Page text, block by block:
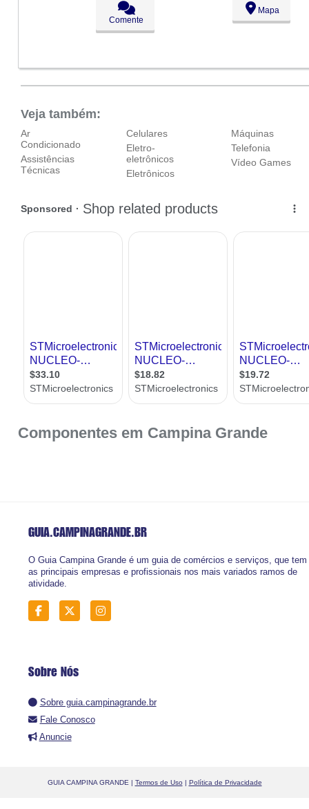
09:00 - 18:00
Fechado
Fechado
Comente
Mapa
Veja também:
Ar
Condicionado
Assistências
Técnicas
Celulares
Eletro-
eletrônicos
Eletrônicos
Máquinas
Telefonia
Vídeo Games
Componentes em Campina Grande
GUIA.CAMPINAGRANDE.BR
O Guia Campina Grande é um guia de comércios e serviços, que tem
as principais empresas e profissionais nos mais variados ramos de
atividade.
Sobre Nós
Sobre guia.campinagrande.br
Fale Conosco
Anuncie
GUIA CAMPINA GRANDE | Termos de Uso | Política de Privacidade